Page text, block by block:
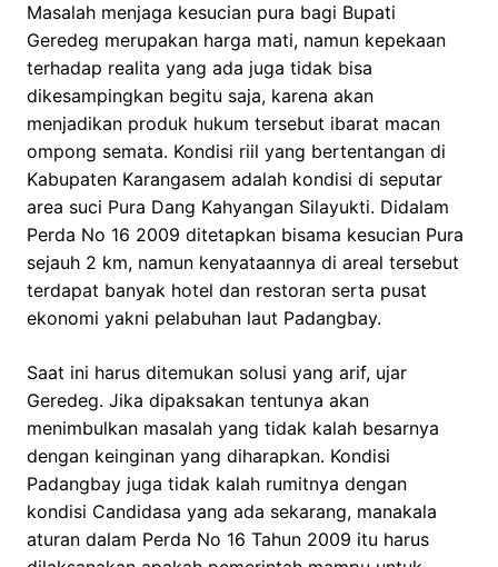
Masalah menjaga kesucian pura bagi Bupati
Geredeg merupakan harga mati, namun kepekaan
terhadap realita yang ada juga tidak bisa
dikesampingkan begitu saja, karena akan
menjadikan produk hukum tersebut ibarat macan
ompong semata. Kondisi riil yang bertentangan di
Kabupaten Karangasem adalah kondisi di seputar
area suci Pura Dang Kahyangan Silayukti. Didalam
Perda No 16 2009 ditetapkan bisama kesucian Pura
sejauh 2 km, namun kenyataannya di areal tersebut
terdapat banyak hotel dan restoran serta pusat
ekonomi yakni pelabuhan laut Padangbay.
Saat ini harus ditemukan solusi yang arif, ujar
Geredeg. Jika dipaksakan tentunya akan
menimbulkan masalah yang tidak kalah besarnya
dengan keinginan yang diharapkan. Kondisi
Padangbay juga tidak kalah rumitnya dengan
kondisi Candidasa yang ada sekarang, manakala
aturan dalam Perda No 16 Tahun 2009 itu harus